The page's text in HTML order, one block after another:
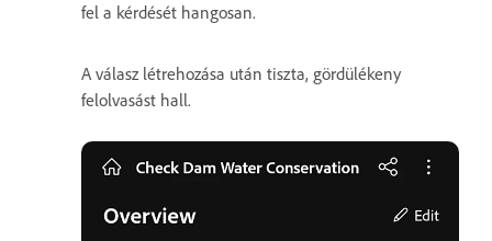
fel a kérdését hangosan.
A válasz létrehozása után tiszta, gördülékeny
felolvasást hall.